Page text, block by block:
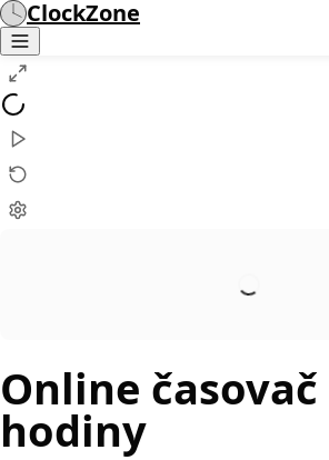
ClockZone
Online časovač
hodiny